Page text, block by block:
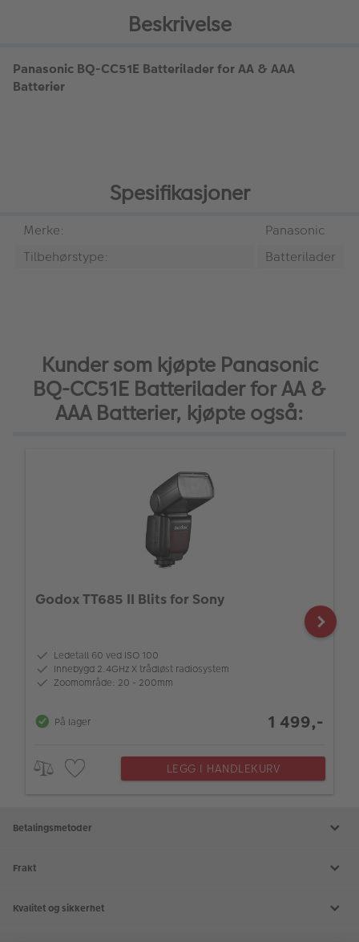
Beskrivelse
Panasonic BQ-CC51E Batterilader for AA & AAA
Batterier
Spesifikasjoner
Merke:
Panasonic
Tilbehørstype:
Batterilader
Kunder som kjøpte Panasonic
BQ-CC51E Batterilader for AA &
AAA Batterier, kjøpte også:
Godox TT685 II Blits for Sony
Ledetall 60 ved ISO 100
Innebygd 2.4GHz X trådløst radiosystem
Zoomområde: 20 - 200mm
På lager 1 499,-
LEGG I HANDLEKURV
Betalingsmetoder
Frakt
Kvalitet og sikkerhet